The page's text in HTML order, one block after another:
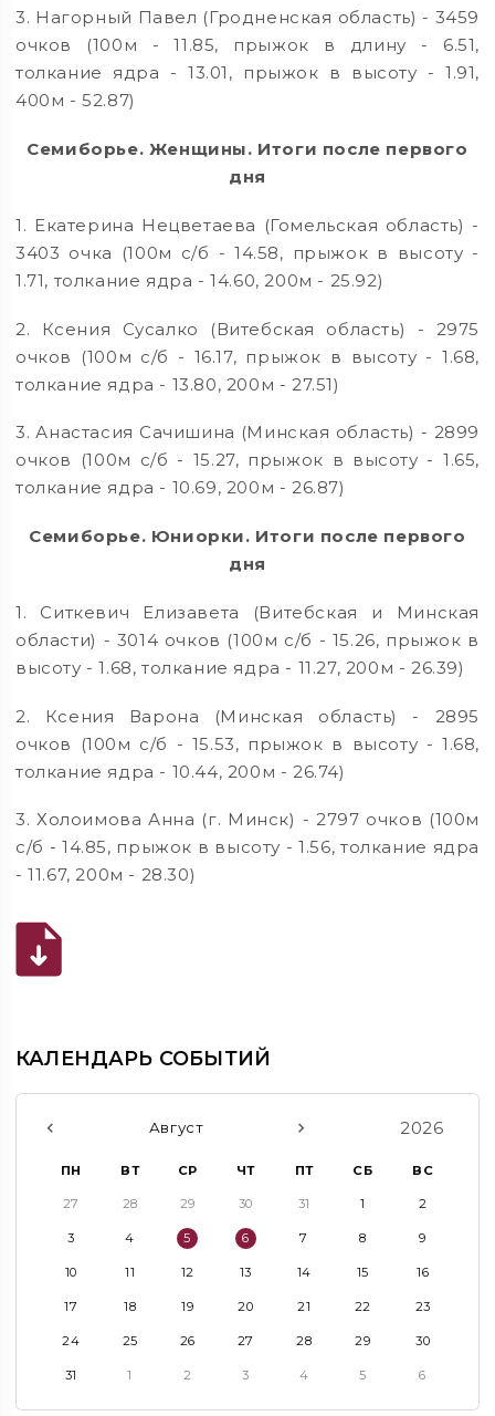
3. Нагорный Павел (Гродненская область) - 3459
очков (100м - 11.85, прыжок в длину - 6.51,
толкание ядра - 13.01, прыжок в высоту - 1.91,
400м - 52.87)
Семиборье. Женщины. Итоги после первого
дня
1. Екатерина Нецветаева (Гомельская область) -
3403 очка (100м с/б - 14.58, прыжок в высоту -
1.71, толкание ядра - 14.60, 200м - 25.92)
2. Ксения Сусалко (Витебская область) - 2975
очков (100м с/б - 16.17, прыжок в высоту - 1.68,
толкание ядра - 13.80, 200м - 27.51)
3. Анастасия Сачишина (Минская область) - 2899
очков (100м с/б - 15.27, прыжок в высоту - 1.65,
толкание ядра - 10.69, 200м - 26.87)
Семиборье. Юниорки. Итоги после первого
дня
1. Ситкевич Елизавета (Витебская и Минская
области) - 3014 очков (100м с/б - 15.26, прыжок в
высоту - 1.68, толкание ядра - 11.27, 200м - 26.39)
2. Ксения Варона (Минская область) - 2895
очков (100м с/б - 15.53, прыжок в высоту - 1.68,
толкание ядра - 10.44, 200м - 26.74)
3. Холоимова Анна (г. Минск) - 2797 очков (100м
с/б - 14.85, прыжок в высоту - 1.56, толкание ядра
- 11.67, 200м - 28.30)
КАЛЕНДАРЬ СОБЫТИЙ
Август 2026
ПН ВТ СР ЧТ ПТ СБ ВС
27 28 29 30 31 1 2
3 4 5 6 7 8 9
10 11 12 13 14 15 16
17 18 19 20 21 22 23
24 25 26 27 28 29 30
31 1 2 3 4 5 6